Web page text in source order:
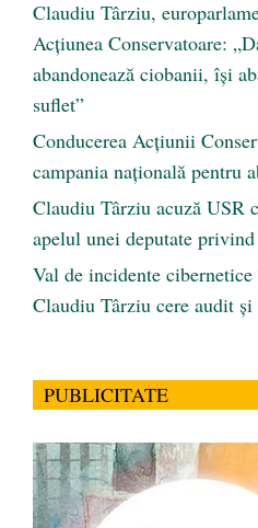
Claudiu Târziu,
Acțiunea Conservatoare:
abandonează ciobanii, își
suflet”
Conducerea Acțiunii
campania națională pentru
Claudiu Târziu acuză USR
apelul unei deputate
Val de incidente
Claudiu Târziu cere audit
PUBLICITATE